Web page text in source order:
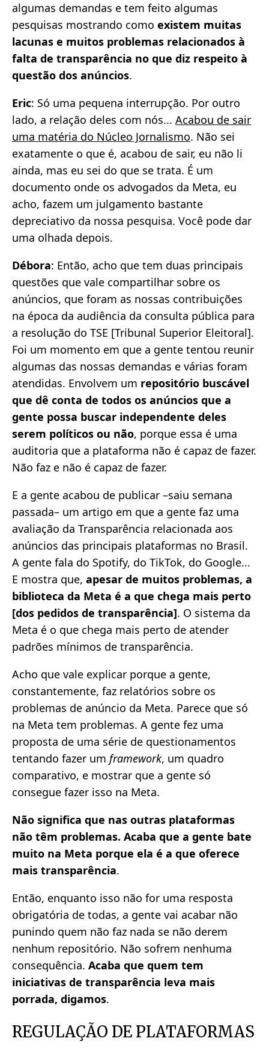
algumas demandas e tem feito algumas
pesquisas mostrando como existem muitas
lacunas e muitos problemas relacionados à
falta de transparência no que diz respeito à
questão dos anúncios.
Eric: Só uma pequena interrupção. Por outro
lado, a relação deles com nós... Acabou de sair
uma matéria do Núcleo Jornalismo. Não sei
exatamente o que é, acabou de sair, eu não li
ainda, mas eu sei do que se trata. É um
documento onde os advogados da Meta, eu
acho, fazem um julgamento bastante
depreciativo da nossa pesquisa. Você pode dar
uma olhada depois.
Débora: Então, acho que tem duas principais
questões que vale compartilhar sobre os
anúncios, que foram as nossas contribuições
na época da audiência da consulta pública para
a resolução do TSE [Tribunal Superior Eleitoral].
Foi um momento em que a gente tentou reunir
algumas das nossas demandas e várias foram
atendidas. Envolvem um repositório buscável
que dê conta de todos os anúncios que a
gente possa buscar independente deles
serem políticos ou não, porque essa é uma
auditoria que a plataforma não é capaz de fazer.
Não faz e não é capaz de fazer.
E a gente acabou de publicar –saiu semana
passada– um artigo em que a gente faz uma
avaliação da Transparência relacionada aos
anúncios das principais plataformas no Brasil.
A gente fala do Spotify, do TikTok, do Google...
E mostra que, apesar de muitos problemas, a
biblioteca da Meta é a que chega mais perto
[dos pedidos de transparência]. O sistema da
Meta é o que chega mais perto de atender
padrões mínimos de transparência.
Acho que vale explicar porque a gente,
constantemente, faz relatórios sobre os
problemas de anúncio da Meta. Parece que só
na Meta tem problemas. A gente fez uma
proposta de uma série de questionamentos
tentando fazer um framework, um quadro
comparativo, e mostrar que a gente só
consegue fazer isso na Meta.
Não significa que nas outras plataformas
não têm problemas. Acaba que a gente bate
muito na Meta porque ela é a que oferece
mais transparência.
Então, enquanto isso não for uma resposta
obrigatória de todas, a gente vai acabar não
punindo quem não faz nada se não derem
nenhum repositório. Não sofrem nenhuma
consequência. Acaba que quem tem
iniciativas de transparência leva mais
porrada, digamos.
REGULAÇÃO DE PLATAFORMAS